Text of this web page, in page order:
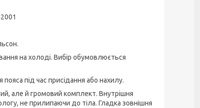
на холоді. Вибір обумовлюється
під час присідання або нахилу.
але й громовий комплект. Внутрішня
не прилипаючи до тіла. Гладка зовнішня